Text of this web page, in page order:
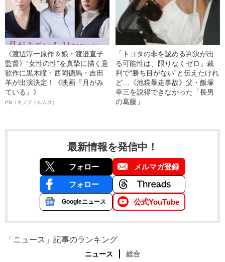
《渡辺淳一原作＆娘・渡邉直子
監督》“女性の性”を真摯に描く意
欲作に黒木瞳・西岡德馬・吉田
羊が出演決定！《映画『月がみ
ている』》
PR（キノフィルムズ）
「トヨタの非を認める判決が出
る可能性は、限りなくゼロ」裁
判で“勝ち目がない”と伝えたけれ
ど…《池袋暴走事故》父・飯塚
幸三を説得できなかった「長男
の葛藤」
最新情報を発信中！
フォロー メルマガ登録
フォロー
Googleニュース 公式YouTube
「ニュース」記事のランキング
ニュース 総合